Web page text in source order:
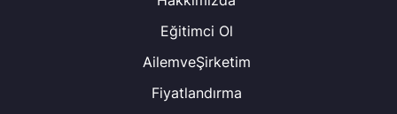
Eğitimci Ol
AilemveŞirketim
Fiyatlandırma